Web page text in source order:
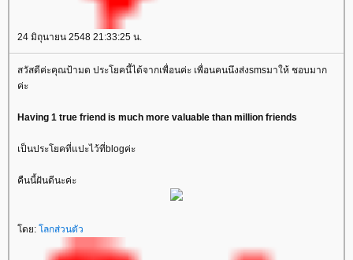
24 มิถุนายน 2548 21:33:25 น.
สวัสดีค่ะคุณป้ามด ประโยคนี้ได้จากเพื่อนค่ะ เพื่อนคนนึงส่งsmsมาให้ ชอบมาก
ค่ะ
Having 1 true friend is much more valuable than million friends
เป็นประโยคที่แปะไว้ที่blogค่ะ
คืนนี้ฝันดีนะค่ะ
ดย: ลกส่วนตัว